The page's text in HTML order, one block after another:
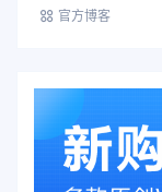
官方博客